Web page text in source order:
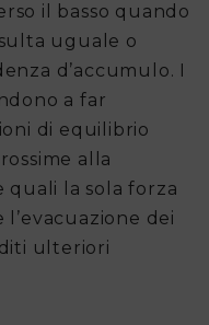
il basso quando
uguale o
d’accumulo. I
a far
di equilibrio
alla
quali la sola forza
dei
ulteriori